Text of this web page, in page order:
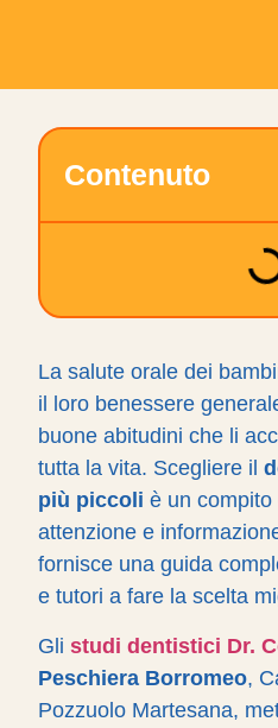
Contenuto
La salute orale dei
il loro benessere
buone abitudini che li
tutta la vita. Scegliere il
più piccoli è un
attenzione e
fornisce una guida
e tutori a fare la scelta
Gli studi dentistici Dr.
Peschiera Borromeo,
Pozzuolo Martesana,